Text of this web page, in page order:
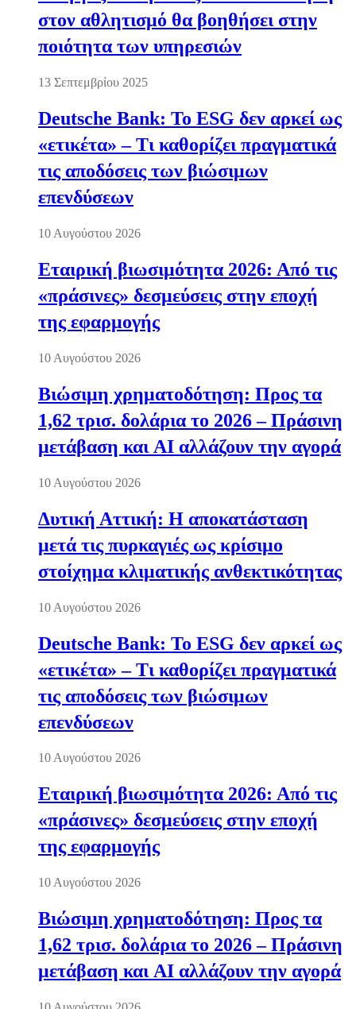
στον αθλητισμό θα βοηθήσει στην
ποιότητα των υπηρεσιών
13 Σεπτεμβρίου 2025
Deutsche Bank: Το ESG δεν αρκεί ως
«ετικέτα» – Τι καθορίζει πραγματικά
τις αποδόσεις των βιώσιμων
επενδύσεων
10 Αυγούστου 2026
Εταιρική βιωσιμότητα 2026: Από τις
«πράσινες» δεσμεύσεις στην εποχή
της εφαρμογής
10 Αυγούστου 2026
Βιώσιμη χρηματοδότηση: Προς τα
1,62 τρισ. δολάρια το 2026 – Πράσινη
μετάβαση και AI αλλάζουν την αγορά
10 Αυγούστου 2026
Δυτική Αττική: Η αποκατάσταση
μετά τις πυρκαγιές ως κρίσιμο
στοίχημα κλιματικής ανθεκτικότητας
10 Αυγούστου 2026
Deutsche Bank: Το ESG δεν αρκεί ως
«ετικέτα» – Τι καθορίζει πραγματικά
τις αποδόσεις των βιώσιμων
επενδύσεων
10 Αυγούστου 2026
Εταιρική βιωσιμότητα 2026: Από τις
«πράσινες» δεσμεύσεις στην εποχή
της εφαρμογής
10 Αυγούστου 2026
Βιώσιμη χρηματοδότηση: Προς τα
1,62 τρισ. δολάρια το 2026 – Πράσινη
μετάβαση και AI αλλάζουν την αγορά